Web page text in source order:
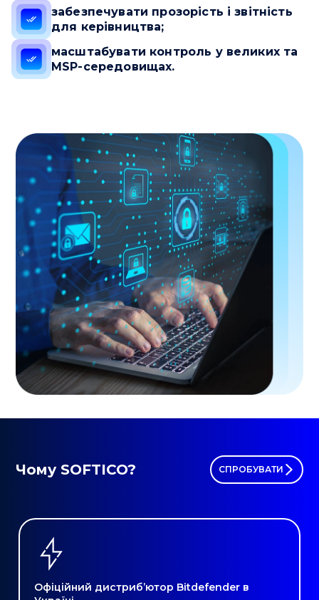
забезпечувати прозорість і звітність
для керівництва;
масштабувати контроль у великих та
MSP-середовищах.
Чому SOFTICO? СПРОБУВАТИ
Офіційний дистриб’ютор Bitdefender в